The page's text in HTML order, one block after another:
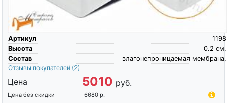
Артикул
1198
Высота
см.
0.2
Состав
влагонепроницаемая мембрана,
Отзывы покупателей (2)
Цена 5010 руб.
Цена без скидки 6680 р.